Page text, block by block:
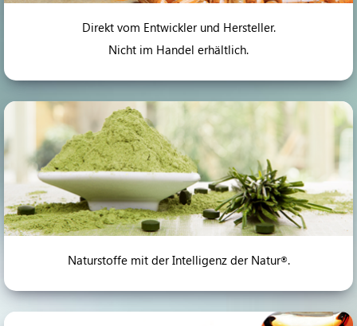
Direkt vom Entwickler und Hersteller.
Nicht im Handel erhältlich.
Naturstoffe mit der Intelligenz der Natur®.